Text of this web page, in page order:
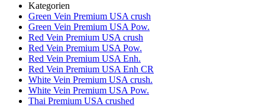
Kategorien
Green Vein Premium USA crush
Green Vein Premium USA Pow.
Red Vein Premium USA crush
Red Vein Premium USA Pow.
Red Vein Premium USA Enh.
Red Vein Premium USA Enh CR
White Vein Premium USA crush.
White Vein Premium USA Pow.
Thai Premium USA crushed